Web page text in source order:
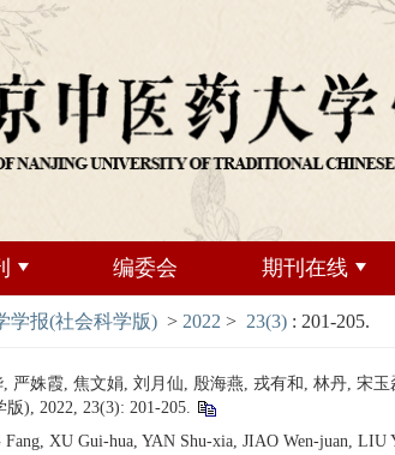
编委会 期刊在线
学报(社会科学版) > 2022 > 23(3) : 201-205.
严姝霞, 焦文娟, 刘月仙, 殷海燕, 戎有和, 林丹, 宋
), 2022, 23(3): 201-205.
XU Gui-hua, YAN Shu-xia, JIAO Wen-juan, LIU